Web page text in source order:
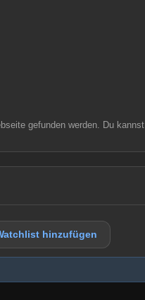
gefunden werden. Du kannst
hinzufügen